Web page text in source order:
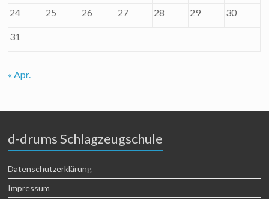
24 25 26 27 28 29 30
31
« Apr.
d-drums Schlagzeugschule
Datenschutzerklärung
Impressum